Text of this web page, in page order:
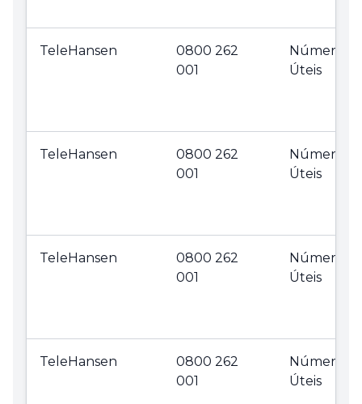
TeleHansen
0800 262
001
Números
Úteis
TeleHansen
0800 262
001
Números
Úteis
TeleHansen
0800 262
001
Números
Úteis
TeleHansen
0800 262
001
Números
Úteis